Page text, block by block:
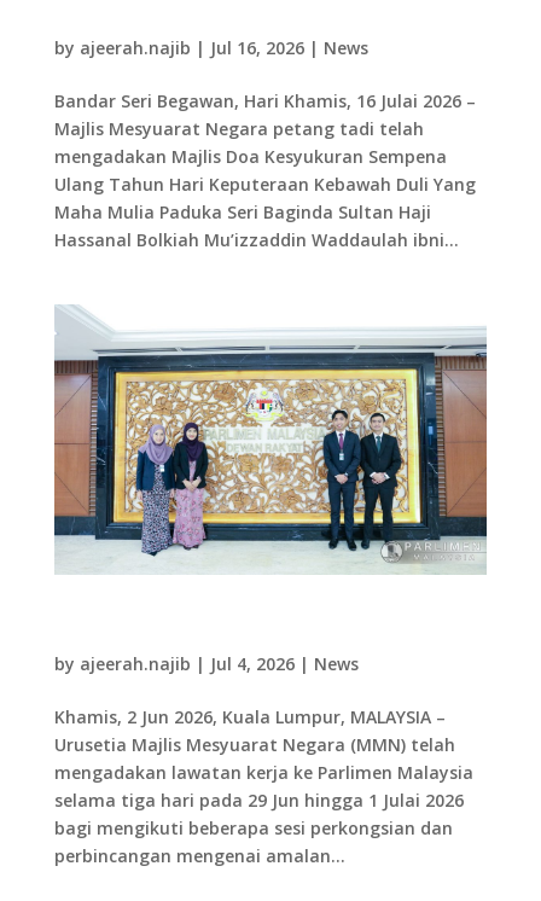
by ajeerah.najib | Jul 16, 2026| News
Bandar Seri Begawan, Hari Khamis, 16 Julai 2026 –
Majlis Mesyuarat Negara petang tadi telah
mengadakan Majlis Doa Kesyukuran Sempena
Ulang Tahun Hari Keputeraan Kebawah Duli Yang
Maha Mulia Paduka Seri Baginda Sultan Haji
Hassanal Bolkiah Mu’izzaddin Waddaulah ibni...
by ajeerah.najib | Jul 4, 2026| News
Khamis, 2 Jun 2026, Kuala Lumpur, MALAYSIA –
Urusetia Majlis Mesyuarat Negara (MMN) telah
mengadakan lawatan kerja ke Parlimen Malaysia
selama tiga hari pada 29 Jun hingga 1 Julai 2026
bagi mengikuti beberapa sesi perkongsian dan
perbincangan mengenai amalan...